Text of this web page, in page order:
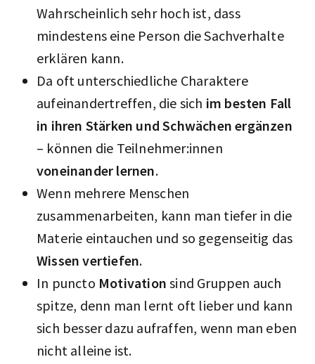
Wahrscheinlich sehr hoch ist, dass
mindestens eine Person die Sachverhalte
erklären kann.
Da oft unterschiedliche Charaktere
aufeinandertreffen, die sich im besten Fall
in ihren Stärken und Schwächen ergänzen
– können die Teilnehmer:innen
voneinander lernen.
Wenn mehrere Menschen
zusammenarbeiten, kann man tiefer in die
Materie eintauchen und so gegenseitig das
Wissen vertiefen.
In puncto Motivation sind Gruppen auch
spitze, denn man lernt oft lieber und kann
sich besser dazu aufraffen, wenn man eben
nicht alleine ist.